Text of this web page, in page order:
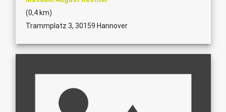
(0,4 km)
Trammplatz 3, 30159 Hannover